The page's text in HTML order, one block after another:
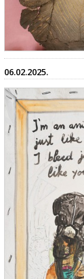
06.02.2025.